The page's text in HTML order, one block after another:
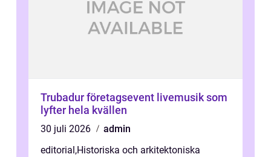
Trubadur företagsevent livemusik som
lyfter hela kvällen
30 juli 2026
admin
editorial ,Historiska och arkitektoniska